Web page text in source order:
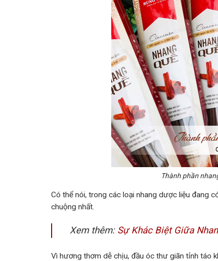
Thành phần
Có thể nói, trong các loại nhang dược liệu đang
chuộng nhất.
Xem thêm: Sự Khác Biệt Giữa
Vì hương thơm dễ chịu, đầu óc thư giãn tỉnh táo